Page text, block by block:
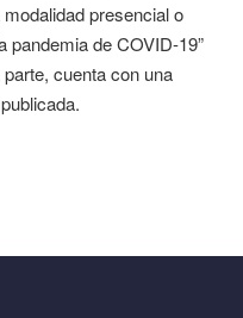
presencial o
pandemia de COVID-19”
cuenta con una